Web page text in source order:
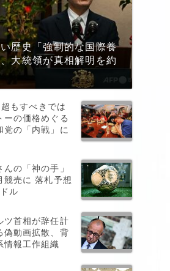
歴史「強制的な国際養
大統領が真相解明を約
超もすべきでは
ーの価格めぐる
党の「内戦」に
の「神の手」
競売に 落札予想
ル
ツ首相が辞任計
偽動画拡散、背
情報工作組織